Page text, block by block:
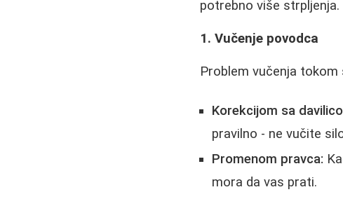
potrebno više strpljenja.
1. Vučenje povodca
Problem vučenja tokom
Korekcijom sa
pravilno - ne vučite
Promenom pravca:
mora da vas prati.